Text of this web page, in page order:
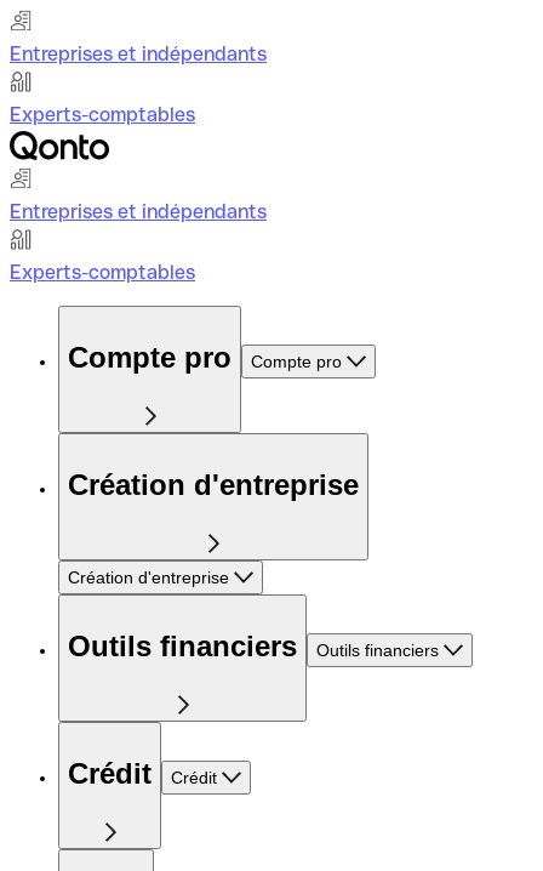
Entreprises et indépendants
Experts-comptables
Entreprises et indépendants
Experts-comptables
Compte pro Compte pro
Création d'entreprise
Création d'entreprise
Outils financiers Outils financiers
Crédit Crédit